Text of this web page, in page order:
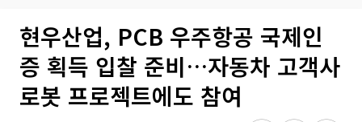
현우산업, PCB 우주항공 국제인
증 획득 입찰 준비…자동차 고객사
로봇 프로젝트에도 참여